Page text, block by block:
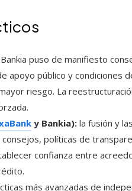
puso de manifiesto
público y condiciones
riesgo. La
y Bankia): la fusión y
políticas de
confianza entre
más avanzadas de